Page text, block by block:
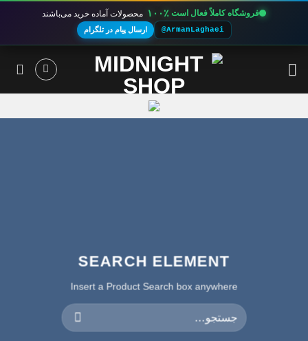
فروشگاه کاملاً فعال است ۱۰۰٪ محصولات آماده خرید می‌باشند
@ArmanLaghaei ارسال پیام در تلگرام
SEARCH ELEMENT
Insert a Product Search box anywhere
جستجو
برای: